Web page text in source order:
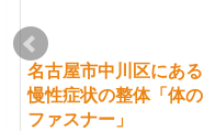
名古屋市中川区にある
慢性症状の整体「体の
ファスナー」